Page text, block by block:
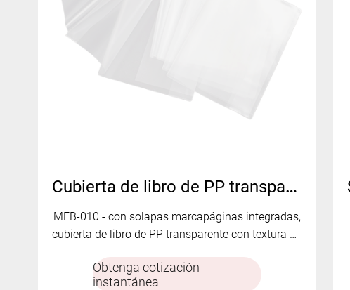
Cubierta de libro de PP transparente de piel de naranja con solapa doble para marcapáginas - MFB-010
MFB-010 - con solapas marcapáginas integradas,
cubierta de libro de PP transparente con textura de
Obtenga cotización
instantánea